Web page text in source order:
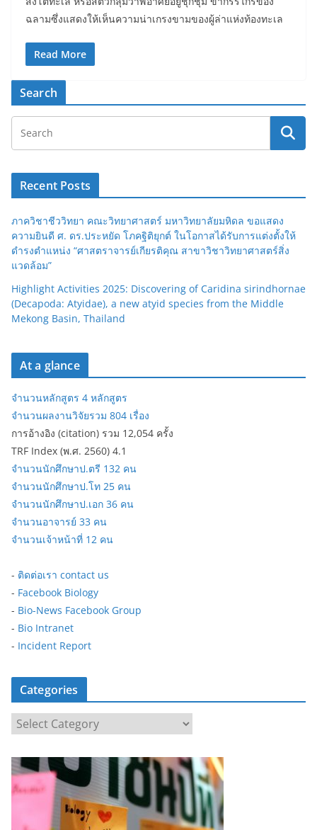
ฉลามซึ่งแสดงให้เห็นความน่าเกรงขามของผู้ล่าแห่งท้องทะเล
Read More
Search
Recent Posts
ภาควิชาชีววิทยา คณะวิทยาศาสตร์ มหาวิทยาลัยมหิดล ขอแสดง
ความยินดี ศ. ดร.ประหยัด โภคฐิติยุกต์ ในโอกาสได้รับการแต่งตั้งให้
ดำรงตำแหน่ง “ศาสตราจารย์เกียรติคุณ สาขาวิชาวิทยาศาสตร์สิ่ง
แวดล้อม”
Highlight Activities 2025: Discovering of Caridina sirindhornae
(Decapoda: Atyidae), a new atyid species from the Middle
Mekong Basin, Thailand
At a glance
จำนวนหลักสูตร 4 หลักสูตร
จำนวนผลงานวิจัยรวม 804 เรื่อง
การอ้างอิง (citation) รวม 12,054 ครั้ง
TRF Index (พ.ศ. 2560) 4.1
จำนวนนักศึกษาป.ตรี 132 คน
จำนวนนักศึกษาป.โท 25 คน
จำนวนนักศึกษาป.เอก 36 คน
จำนวนอาจารย์ 33 คน
จำนวนเจ้าหน้าที่ 12 คน
- ติดต่อเรา contact us
- Facebook Biology
- Bio-News Facebook Group
- Bio Intranet
- Incident Report
Categories
a
t
e
g